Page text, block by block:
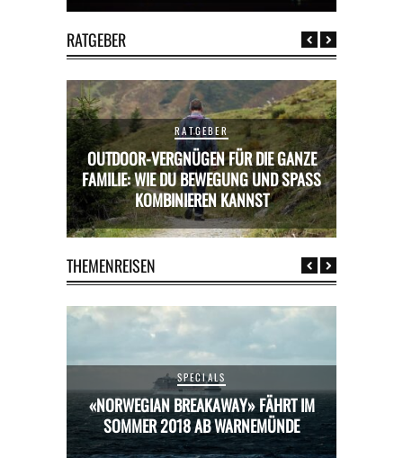
RATGEBER
RATGEBER
OUTDOOR-VERGNÜGEN FÜR DIE GANZE
FAMILIE: WIE DU BEWEGUNG UND SPASS K
OMBINIEREN KANNST
THEMENREISEN
SPECIALS
«NORWEGIAN BREAKAWAY» FÄHRT IM
SOMMER 2018 AB WARNEMÜNDE